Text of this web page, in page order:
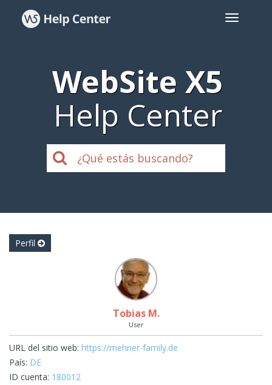
WebSite X5
Help Center
Perfil
Tobias M.
User
URL del sitio web: https://mehner-family.de
País: DE
ID cuenta: 180012